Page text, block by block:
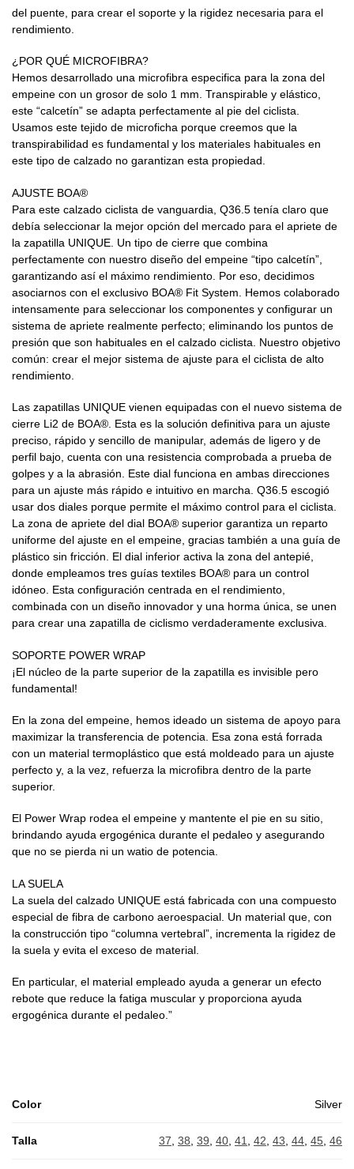
del puente, para crear el soporte y la rigidez necesaria para el
rendimiento.
¿POR QUÉ MICROFIBRA?
Hemos desarrollado una microfibra especifica para la zona del
empeine con un grosor de solo 1 mm. Transpirable y elástico,
este “calcetín” se adapta perfectamente al pie del ciclista.
Usamos este tejido de microficha porque creemos que la
transpirabilidad es fundamental y los materiales habituales en
este tipo de calzado no garantizan esta propiedad.
AJUSTE BOA®
Para este calzado ciclista de vanguardia, Q36.5 tenía claro que
debía seleccionar la mejor opción del mercado para el apriete de
la zapatilla UNIQUE. Un tipo de cierre que combina
perfectamente con nuestro diseño del empeine “tipo calcetín”,
garantizando así el máximo rendimiento. Por eso, decidimos
asociarnos con el exclusivo BOA® Fit System. Hemos colaborado
intensamente para seleccionar los componentes y configurar un
sistema de apriete realmente perfecto; eliminando los puntos de
presión que son habituales en el calzado ciclista. Nuestro objetivo
común: crear el mejor sistema de ajuste para el ciclista de alto
rendimiento.
Las zapatillas UNIQUE vienen equipadas con el nuevo sistema de
cierre Li2 de BOA®. Esta es la solución definitiva para un ajuste
preciso, rápido y sencillo de manipular, además de ligero y de
perfil bajo, cuenta con una resistencia comprobada a prueba de
golpes y a la abrasión. Este dial funciona en ambas direcciones
para un ajuste más rápido e intuitivo en marcha. Q36.5 escogió
usar dos diales porque permite el máximo control para el ciclista.
La zona de apriete del dial BOA® superior garantiza un reparto
uniforme del ajuste en el empeine, gracias también a una guía de
plástico sin fricción. El dial inferior activa la zona del antepié,
donde empleamos tres guías textiles BOA® para un control
idóneo. Esta configuración centrada en el rendimiento,
combinada con un diseño innovador y una horma única, se unen
para crear una zapatilla de ciclismo verdaderamente exclusiva.
SOPORTE POWER WRAP
¡El núcleo de la parte superior de la zapatilla es invisible pero
fundamental!
En la zona del empeine, hemos ideado un sistema de apoyo para
maximizar la transferencia de potencia. Esa zona está forrada
con un material termoplástico que está moldeado para un ajuste
perfecto y, a la vez, refuerza la microfibra dentro de la parte
superior.
El Power Wrap rodea el empeine y mantente el pie en su sitio,
brindando ayuda ergogénica durante el pedaleo y asegurando
que no se pierda ni un watio de potencia.
LA SUELA
La suela del calzado UNIQUE está fabricada con una compuesto
especial de fibra de carbono aeroespacial. Un material que, con
la construcción tipo “columna vertebral”, incrementa la rigidez de
la suela y evita el exceso de material.
En particular, el material empleado ayuda a generar un efecto
rebote que reduce la fatiga muscular y proporciona ayuda
ergogénica durante el pedaleo.”
Color Silver
Talla 37 38 39 40 41 42 43 44 45 46